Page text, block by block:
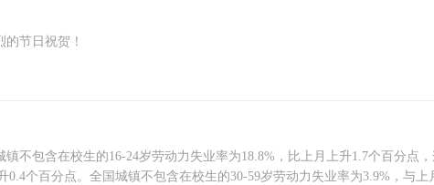
热烈的节日祝贺！
不包含在校生的16-24岁劳动力失业率为18.8%，比上月上升1.7个百分点
个百分点。全国城镇不包含在校生的30-59岁劳动力失业率为3.9%，与